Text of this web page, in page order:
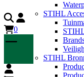
STIHL
STIHL
0